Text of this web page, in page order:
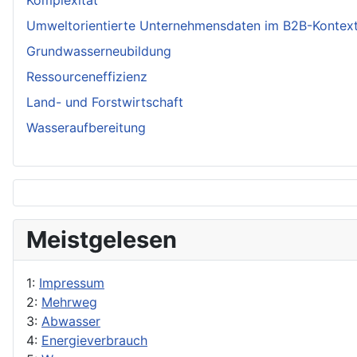
Umweltorientierte Unternehmensdaten im B2B-
Grundwasserneubildung
Ressourceneffizienz
Land- und Forstwirtschaft
Wasseraufbereitung
Meistgelesen
1: Impressum
2: Mehrweg
3: Abwasser
4: Energieverbrauch